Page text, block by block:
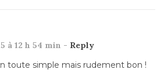
à 12 h 54 min - Reply
toute simple mais rudement bon !